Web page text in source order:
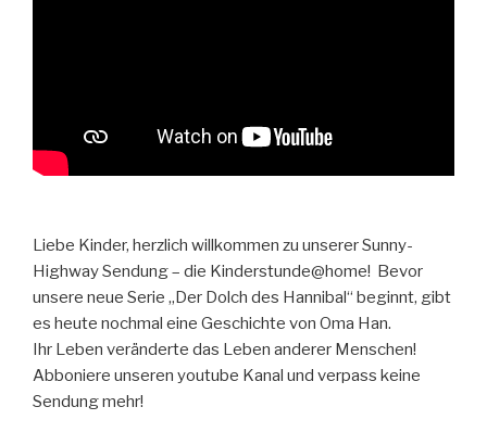
Liebe Kinder, herzlich willkommen zu unserer Sunny-
Highway Sendung – die Kinderstunde@home! Bevor
unsere neue Serie „Der Dolch des Hannibal“ beginnt, gibt
es heute nochmal eine Geschichte von Oma Han.
Ihr Leben veränderte das Leben anderer Menschen!
Abboniere unseren youtube Kanal und verpass keine
Sendung mehr!